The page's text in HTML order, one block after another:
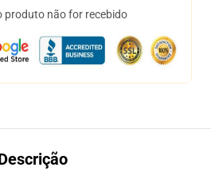
produto não for recebido